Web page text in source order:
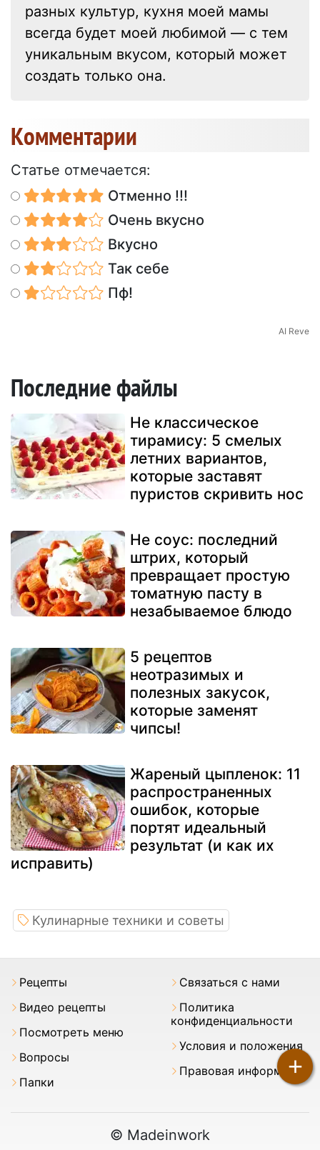
разных культур, кухня моей мамы
всегда будет моей любимой — с тем
уникальным вкусом, который может
создать только она.
Kомментарии
Статье отмечается:
Отменно !!!
Очень вкусно
Вкусно
Так себе
Пф!
AI Reve
Последние файлы
Не классическое
тирамису: 5 смелых
летних вариантов,
которые заставят
пуристов скривить нос
Не соус: последний
штрих, который
превращает простую
томатную пасту в
незабываемое блюдо
5 рецептов
неотразимых и
полезных закусок,
которые заменят
чипсы!
Жареный цыпленок: 11
распространенных
ошибок, которые
портят идеальный
результат (и как их
исправить)
+
Кулинарные техники и советы
Pецепты
Видео рецепты
Посмотреть меню
Вопросы
Папки
Связаться с нами
Политика
конфиденциальности
Условия и положения
Правовая информация
© Madeinwork